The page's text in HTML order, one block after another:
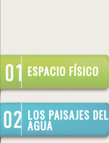
ESPACIO FÍSICO
LOS PAISAJES DEL
AGUA